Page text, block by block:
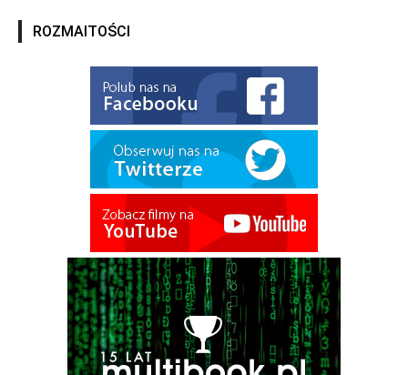
ROZMAITOŚCI